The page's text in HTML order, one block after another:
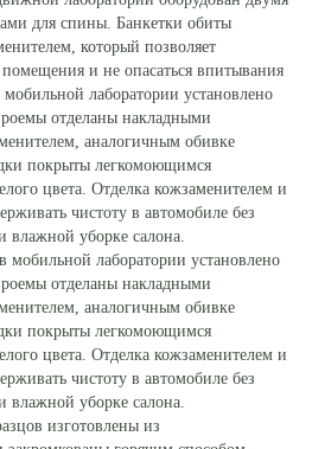
для спины. Банкетки обиты
который позволяет
и не опасаться впитывания
мобильной лаборатории установлено
отделаны накладными
аналогичным обивке
покрыты легкомоющимся
цвета. Отделка кожзаменителем и
чистоту в автомобиле без
влажной уборке салона.